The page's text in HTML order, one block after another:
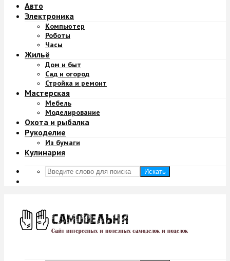
Авто
Электроника
Компьютер
Роботы
Часы
Жильё
Дом и быт
Сад и огород
Стройка и ремонт
Мастерская
Мебель
Моделирование
Охота и рыбалка
Рукоделие
Из бумаги
Кулинария
Искать